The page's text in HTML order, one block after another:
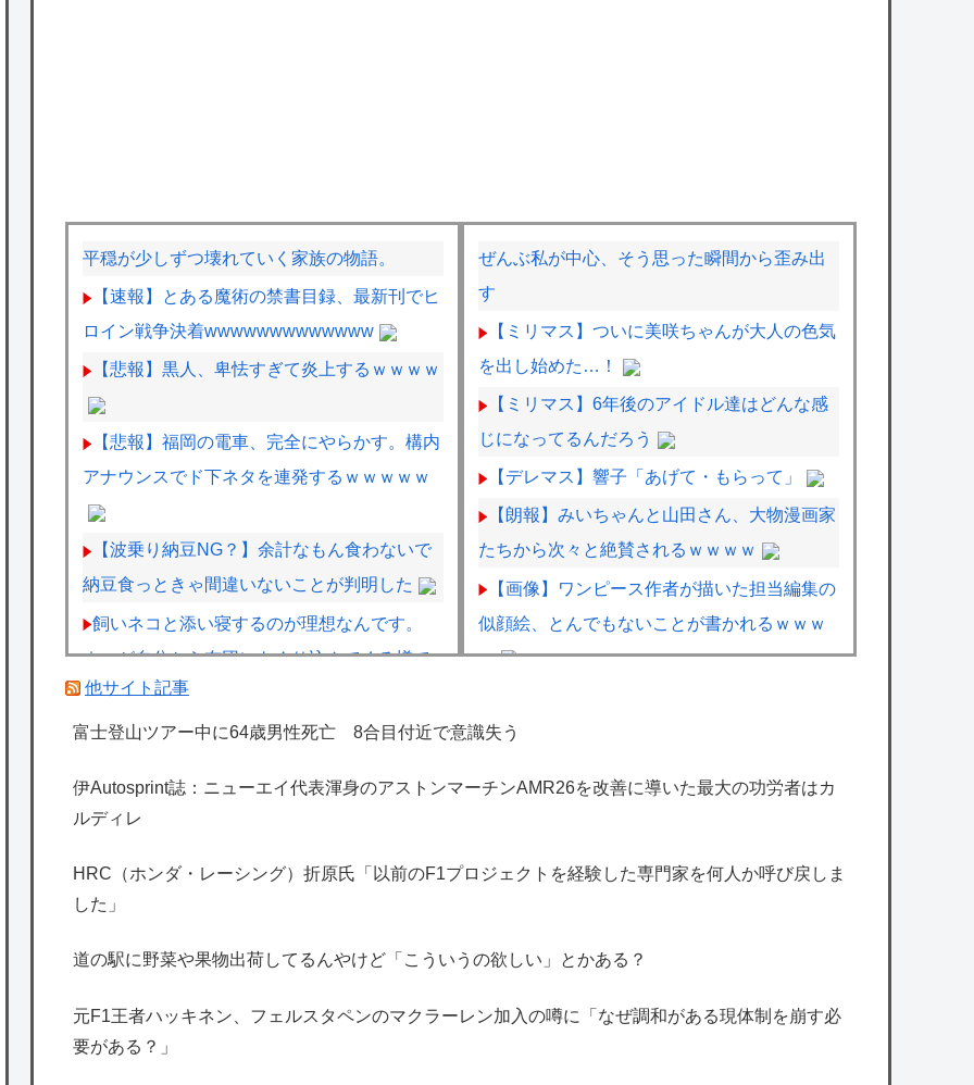
平穏が少しずつ壊れていく家族の物語。
【速報】とある魔術の禁書目録、最新刊でヒ
ロイン戦争決着wwwwwwwwwwwww
【悲報】黒人、卑怯すぎて炎上するｗｗｗｗ
【悲報】福岡の電車、完全にやらかす。構内
アナウンスでド下ネタを連発するｗｗｗｗｗ
【波乗り納豆NG？】余計なもん食わないで
納豆食っときゃ間違いないことが判明した
飼いネコと添い寝するのが理想なんです。
ネコが自分から布団にもぐり込んでくる様で
きませんか？【再】
元F1王者ハッキネン、フェルスタペンのマ
制を崩す必要がある？」
居住希望者の募集開始 すでにトヨタ関係者が
居住
海外「日本は特別！」日本の地震支援を申し
海外「勘弁して！」米国人が最も恐れる日本
の為替介入再びで海外が大騒ぎ
ぜんぶ私が中心、そう思った瞬間から歪み出
す
【ミリマス】ついに美咲ちゃんが大人の色気
を出し始めた…！
【ミリマス】6年後のアイドル達はどんな感
じになってるんだろう
【デレマス】響子「あげて・もらって」
【朗報】みいちゃんと山田さん、大物漫画家
たちから次々と絶賛されるｗｗｗｗ
【画像】ワンピース作者が描いた担当編集の
似顔絵、とんでもないことが書かれるｗｗｗ
ｗ
ん、ビスケより弱かったｗｗｗｗ
でLoLダイヤ昇格「次はマスター目指す」
ついて教えてって配信してたけどさ
感想で草
他サイト記事
富士登山ツアー中に64歳男性死亡 8合目付近で意識失う
伊Autosprint誌：ニューエイ代表渾身のアストンマーチンAMR26を改善に導いた最大の功労者はカ
ルディレ
HRC（ホンダ・レーシング）折原氏「以前のF1プロジェクトを経験した専門家を何人か呼び戻しま
した」
道の駅に野菜や果物出荷してるんやけど「こういうの欲しい」とかある？
元F1王者ハッキネン、フェルスタペンのマクラーレン加入の噂に「なぜ調和がある現体制を崩す必
要がある？」